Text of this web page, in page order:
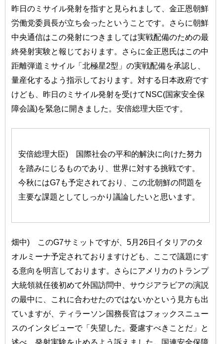
昨日のミサイル発射を指すと見られまして、金正恩朝鮮
労働党委員長が立ち会ったということです。さらに朝鮮
中央通信はこの発射につきましては実戦配備のための最
終発射実験と報じております。さらに金正恩氏はこの中
距離弾道ミサイル「北極星2型」の実戦配備を承認し、
量産化するよう指示しております。対する日本政府です
けども、昨日のミサイル発射を受けてNSC(国家安全保
障会議)を緊急に開きました。安倍総理大臣です。
安倍総理大臣) 国際社会の平和的解決に向けた努力
を踏みにじるものであり、世界に対する挑戦です。
今秋にはG7も予定されており、この北朝鮮の問題を
主要な課題としてしっかり議論したいと思います。
畑中) このG7サミットですが、5月26日イタリアのタ
オルミーナ予定されておりますけども、ここで議題にす
る意向を明言しております。さらにアメリカのトランプ
大統領就任後初めて外国訪問中、サウジアラビアの演説
の最中に、これに合わせたのではないかという見方も出
ていますが、ティラーソン国務長官はフォックスニュー
スのインタビューで「失望した。憂慮すべきことだ」と